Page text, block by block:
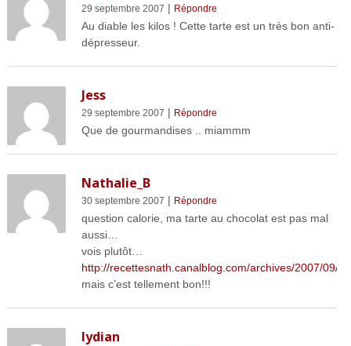
29 septembre 2007 | Répondre
Au diable les kilos ! Cette tarte est un très bon anti-
dépresseur.
Jess
29 septembre 2007 | Répondre
Que de gourmandises .. miammm
Nathalie_B
30 septembre 2007 | Répondre
question calorie, ma tarte au chocolat est pas mal
aussi…
vois plutôt…
http://recettesnath.canalblog.com/archives/2007/09/
mais c’est tellement bon!!!
lydian